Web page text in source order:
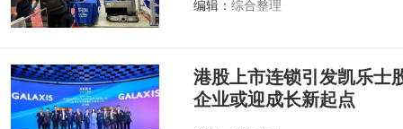
编辑： 综合整理
港股上市连锁引发凯乐士
企业或迎成长新起点